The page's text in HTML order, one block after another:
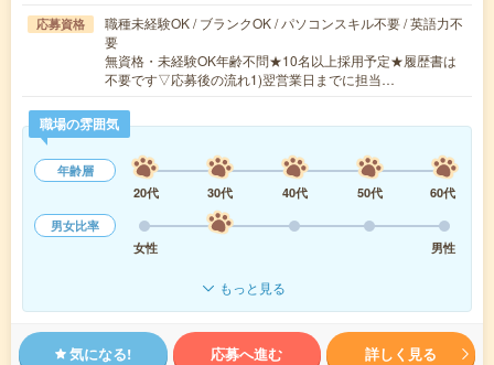
応募資格
職種未経験OK / ブランクOK / パソコンスキル不要 / 英語力不
要
無資格・未経験OK年齢不問★10名以上採用予定★履歴書は
不要です▽応募後の流れ1)翌営業日までに担当…
職場の雰囲気
年齢層
20代
30代 40代 50代
60代
男女比率
女性
男性
もっと見る
気になる! 応募へ進む 詳しく見る